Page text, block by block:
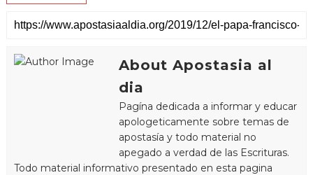
About Apostasia al
dia
Pagína dedicada a informar y educar
apologeticamente sobre temas de
apostasía y todo material no
apegado a verdad de las Escrituras.
Todo material informativo presentado en esta pagina